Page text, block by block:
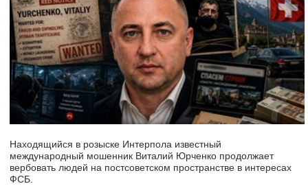
Находящийся в розыске Интерпола известный
международный мошенник Виталий Юрченко продолжает
вербовать людей на постсоветском пространстве в интересах
ФСБ.